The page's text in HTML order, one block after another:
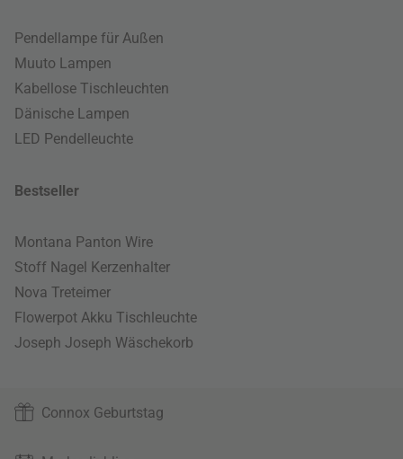
Pendellampe für Außen
Muuto Lampen
Kabellose Tischleuchten
Dänische Lampen
LED Pendelleuchte
Bestseller
Montana Panton Wire
Stoff Nagel Kerzenhalter
Nova Treteimer
Flowerpot Akku Tischleuchte
Joseph Joseph Wäschekorb
Connox Geburtstag